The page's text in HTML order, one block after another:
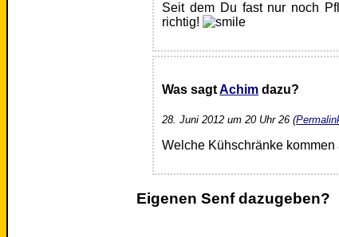
Seit dem Du fast nur noch
richtig!
Was sagtAchim dazu?
28. Juni 2012 um 20 Uhr 26 (
Welche Kühschränke
Eigenen Senf dazugeben?